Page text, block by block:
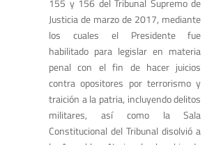
155 y 156 del Tribunal Supremo de
Justicia de marzo de 2017, mediante
los cuales el Presidente fue
habilitado para legislar en materia
penal con el fin de hacer juicios
contra opositores por terrorismo y
traición a la patria, incluyendo delitos
militares, así como la Sala
Constitucional del Tribunal disolvió a